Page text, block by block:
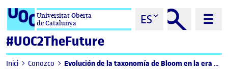
Saltar al contenidoUniversitat Oberta
de Catalunya
ES
#UOC2TheFuture
Inici Conozco Evolución de la taxonomía de Bloom en la era de la inteligencia artificial